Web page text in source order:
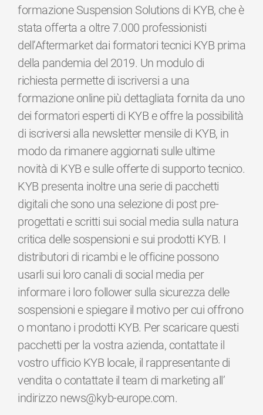
formazione Suspension Solutions di KYB, che è
stata offerta a oltre 7.000 professionisti
dell’Aftermarket dai formatori tecnici KYB prima
della pandemia del 2019. Un modulo di
richiesta permette di iscriversi a una
formazione online più dettagliata fornita da uno
dei formatori esperti di KYB e offre la possibilità
di iscriversi alla newsletter mensile di KYB, in
modo da rimanere aggiornati sulle ultime
novità di KYB e sulle offerte di supporto tecnico.
KYB presenta inoltre una serie di pacchetti
digitali che sono una selezione di post pre-
progettati e scritti sui social media sulla natura
critica delle sospensioni e sui prodotti KYB. I
distributori di ricambi e le officine possono
usarli sui loro canali di social media per
informare i loro follower sulla sicurezza delle
sospensioni e spiegare il motivo per cui offrono
o montano i prodotti KYB. Per scaricare questi
pacchetti per la vostra azienda, contattate il
vostro ufficio KYB locale, il rappresentante di
vendita o contattate il team di marketing all’
indirizzo news@kyb-europe.com.